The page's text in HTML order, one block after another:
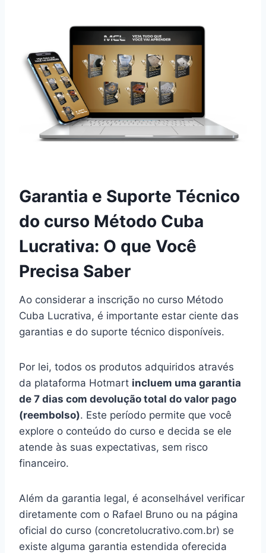
Garantia e Suporte Técnico
do curso Método Cuba
Lucrativa: O que Você
Precisa Saber
Ao considerar a inscrição no curso Método
Cuba Lucrativa, é importante estar ciente das
garantias e do suporte técnico disponíveis.
Por lei, todos os produtos adquiridos através
da plataforma Hotmart incluem uma garantia
de 7 dias com devolução total do valor pago
(reembolso). Este período permite que você
explore o conteúdo do curso e decida se ele
atende às suas expectativas, sem risco
financeiro.
Além da garantia legal, é aconselhável verificar
diretamente com o Rafael Bruno ou na página
oficial do curso (concretolucrativo.com.br) se
existe alguma garantia estendida oferecida